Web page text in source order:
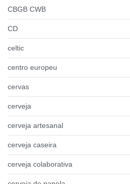
CBGB CWB
CD
celtic
centro europeu
cervas
cerveja
cerveja artesanal
cerveja caseira
cerveja colaborativa